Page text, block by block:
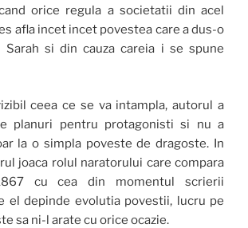
orice regula a societatii din acel
afla incet incet povestea care a dus-o
si din cauza careia i se spune
ceea ce se va intampla, autorul a
planuri pentru protagonisti si nu a
la o simpla poveste de dragoste. In
joaca rolul naratorului care compara
cu cea din momentul scrierii
el depinde evolutia povestii, lucru pe
sa ni-l arate cu orice ocazie.